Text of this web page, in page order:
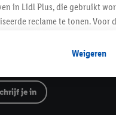
je in
in Lidl Plus, die gebruikt
reclame te tonen. Voor
advertenties worden
in een winkelmandje van
op verschillende
en Lidl-diensten,
Weigeren